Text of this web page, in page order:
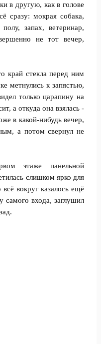
в другую, как в голове
сразу: мокрая собака,
запах, ветеринар,
не тот вечер,
край стекла перед ним
метнулись к запястью,
только царапину на
а откуда она взялась -
в какой-нибудь вечер,
а потом свернул не
этаже панельной
слишком ярко для
вокруг казалось ещё
самого входа, заглушил